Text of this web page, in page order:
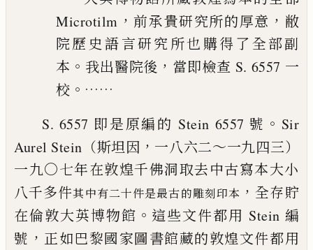
Microtilm ，前承貴研究所的厚意 ， 敝
院歷史語言研究所也購得了全部副
本 。 我出醫院後 ， 當即檢查 S. 6557 一
校 。……
S. 6557 即是原編的 Stein 6557 號 。 Sir
Aurel Stein（斯坦因 ， 一八六二～一九四三）
一九〇七年在敦煌千佛洞取去中古寫本大小
八千多件其中有二十件是最古的雕刻印本 ，全存貯
在倫敦大英博物館 。 這些文件都用 Stein 編
號 ， 正如巴黎國家圖書館藏的敦煌文件都用